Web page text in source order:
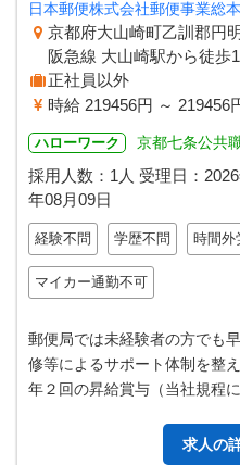
日本郵便株式会社郵便事業総
京都府大山崎町乙訓郡円
阪急線 大山崎駅から徒歩
正社員以外
時給 219456円 ～ 219456
ハローワーク 京都七条公共
採用人数：1人 受理日：
年08月09日
経験不問 学歴不問 時間外
マイカー通勤不可
郵便局では未経験者の方でも
修等によるサポート体制を整
年２回の昇給賞与（当社規程
求人の